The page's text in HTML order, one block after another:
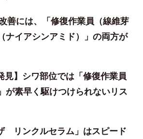
善には、「修復作業員（線維芽
ナイアシンアミド）」の両方が
】シワ部位では「修復作業員
が素早く駆けつけられないリス
リンクルセラム」はスピード